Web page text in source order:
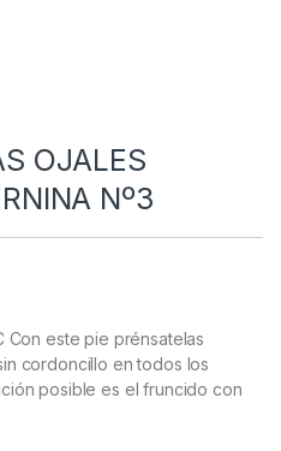
OJALES
Nº3
Con este pie prénsatelas
cordoncillo en todos los
posible es el fruncido con